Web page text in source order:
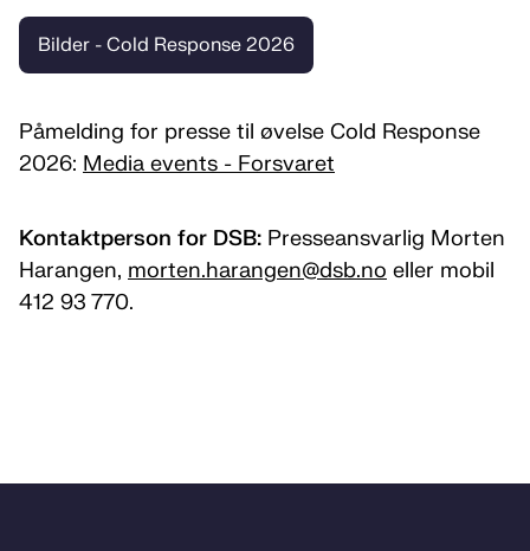
Bilder - Cold Response 2026
Påmelding for presse til øvelse Cold Response
2026: Media events - Forsvaret
Kontaktperson for DSB: Presseansvarlig Morten
Harangen, morten.harangen­@dsb.no eller mobil
412 93 770.